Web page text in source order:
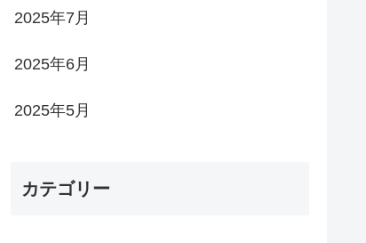
2025年7月
2025年6月
2025年5月
カテゴリー